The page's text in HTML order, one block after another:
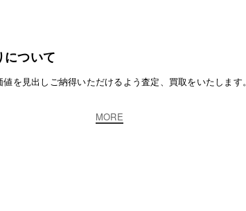
について
を見出しご納得いただけるよう査定、買取をいたします。
MORE